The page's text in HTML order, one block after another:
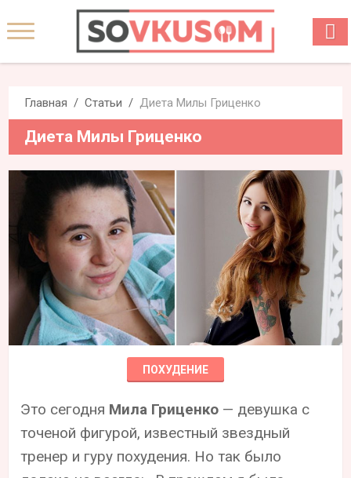
Главная Статьи Диета Милы Гриценко
Диета Милы Гриценко
ПОХУДЕНИЕ
Это сегодня Мила Гриценко — девушка с
точеной фигурой, известный звездный
тренер и гуру похудения. Но так было